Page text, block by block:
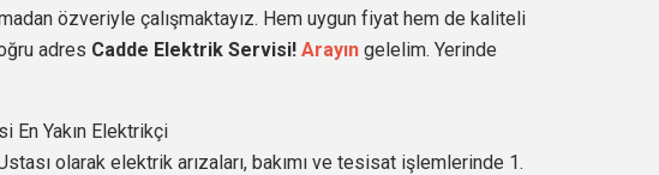
özveriyle çalışmaktayız. Hem uygun fiyat hem de kaliteli
adres Cadde Elektrik Servisi! Arayın gelelim. Yerinde
En Yakın Elektrikçi
olarak elektrik arızaları, bakımı ve tesisat işlemlerinde 1.